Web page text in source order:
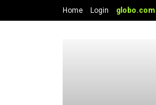
Home Login globo.com